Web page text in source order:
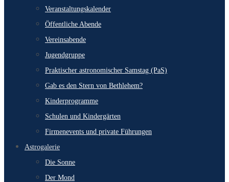
Veranstaltungskalender
Öffentliche Abende
Vereinsabende
Jugendgruppe
Praktischer astronomischer Samstag (PaS)
Gab es den Stern von Bethlehem?
Kinderprogramme
Schulen und Kindergärten
Firmenevents und private Führungen
Astrogalerie
Die Sonne
Der Mond